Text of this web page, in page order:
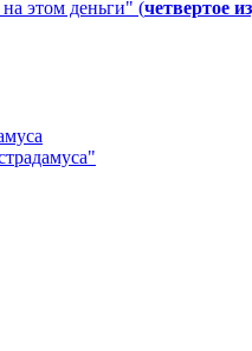
на этом деньги" (четвертое